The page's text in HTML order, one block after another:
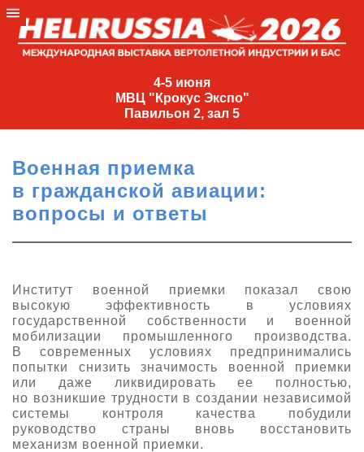
4-5 июня
МВЦ "Крокус Экспо"
Павильон 2, зал 5
4-
МВЦ
Экспо"
Павильон
2,
зал
+7
(495)
477-
33-81
О выставке
Партнеры выставки
Крокус Экспо
Военная приемка
в гражданской авиации:
вопросы и ответы
Институт военной приемки показал свою
высокую эффективность в условиях
государственной собственности и военной
мобилизации промышленного производства.
В современных условиях предпринимались
попытки снизить значимость военной приемки
или даже ликвидировать ее полностью,
но возникшие трудности в создании независимой
системы контроля качества побудили
руководство страны вновь восстановить
механизм военной приемки.